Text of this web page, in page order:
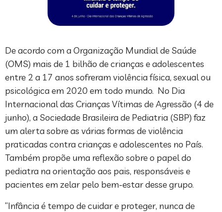
De acordo com a Organização Mundial de Saúde
(OMS) mais de 1 bilhão de crianças e adolescentes
entre 2 a 17 anos sofreram violência física, sexual ou
psicológica em 2020 em todo mundo. No Dia
Internacional das Crianças Vítimas de Agressão (4 de
junho), a Sociedade Brasileira de Pediatria (SBP) faz
um alerta sobre as várias formas de violência
praticadas contra crianças e adolescentes no País.
Também propõe uma reflexão sobre o papel do
pediatra na orientação aos pais, responsáveis e
pacientes em zelar pelo bem-estar desse grupo.
“Infância é tempo de cuidar e proteger, nunca de